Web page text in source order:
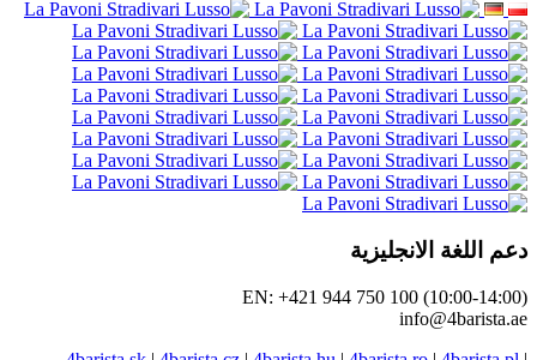
EN: +421 944 750 100